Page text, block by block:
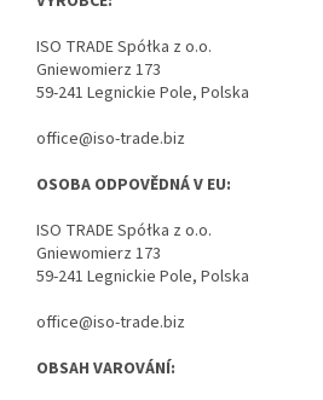
ISO TRADE Spółka z o.o.
Gniewomierz 173
59-241 Legnickie Pole, Polska
office@iso-trade.biz
OSOBA ODPOVĚDNÁ V EU:
ISO TRADE Spółka z o.o.
Gniewomierz 173
59-241 Legnickie Pole, Polska
office@iso-trade.biz
OBSAH VAROVÁNÍ: